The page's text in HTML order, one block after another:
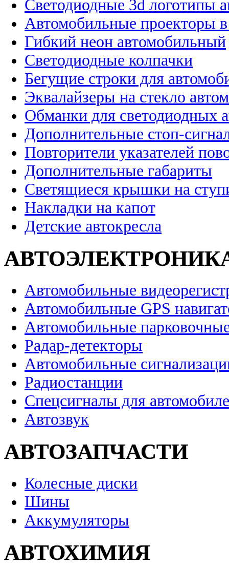
Светодиодные 3d логотипы
Автомобильные проекторы
Гибкий неон автомобильный
Светодиодные колпачки
Бегущие строки для
Эквалайзеры на стекло
Обманки для светодиодных
Дополнительные стоп-
Повторители указателей
Дополнительные габариты
Светящиеся крышки на
Накладки на капот
Детские автокресла
Автомобильные
Автомобильные GPS
Автомобильные
Радар-детекторы
Автомобильные
Радиостанции
Спецсигналы для
Автозвук
АВТОЗАПЧАСТИ
Колесные диски
Шины
Аккумуляторы
АВТОХИМИЯ